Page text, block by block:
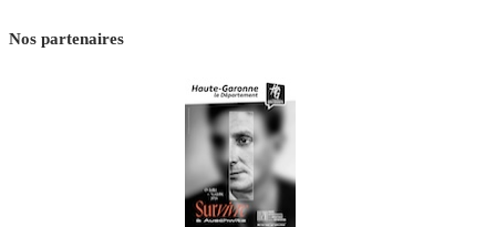
Nos partenaires